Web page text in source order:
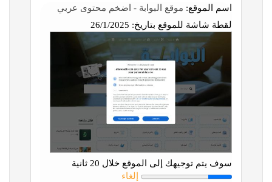
اسم الموقع: موقع البوابة - اضخم محتوى عربي
لقطة شاشة للموقع بتاريخ:
سوف يتم توجيهك إلى الموقع خلال 20 ثانية
إلغاء